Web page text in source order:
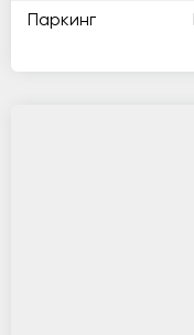
Паркинг